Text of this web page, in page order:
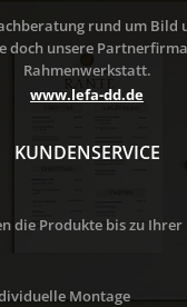
rund um Bild
doch unsere
Rahmenwerkstatt.
www.lefa-dd.de
KUNDENSERVICE
die Produkte bis zu
Montage